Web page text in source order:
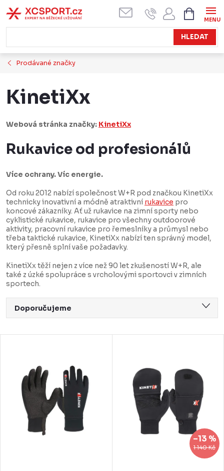
na
obsah
HLEDAT
KOŠÍK
Prodávané značky
KinetiXx
Webová stránka značky: KinetiXx
Rukavice od profesionálů
Více ochrany. Víc energie.
Od roku 2012 nabízí společnost W+R pod značkou KinetiXx
technicky inovativní a módně atraktivní rukavice pro
koncové zákazníky. Ať už rukavice na zimní sporty nebo
cyklistické rukavice, rukavice pro všechny outdoorové
aktivity, pracovní rukavice pro řemeslníky a průmysl nebo
třeba taktické rukavice, KinetiXx nabízí ten správný model,
který přesně splní vaše požadavky.
KinetiXx těží nejen z více než 90 let zkušeností W+R, ale
také z úzké spolupráce s vrcholovými sportovci v zimních
sportech.
Ř
a
Doporučujeme
Nejprodávanější
Abecedně
1 140 Kč
–13 %